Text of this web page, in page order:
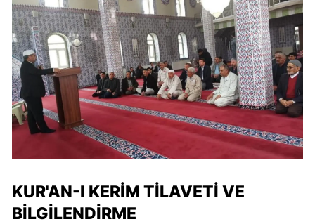
KUR'AN-I KERIM TILAVETI VE
BILGILENDIRME